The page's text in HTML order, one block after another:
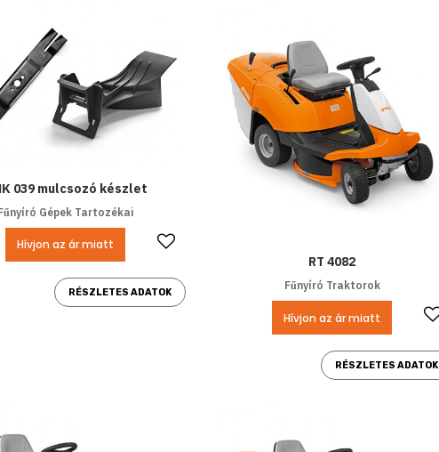
039 mulcsozó készlet
Gépek Tartozékai
Hívjon az ár miatt Kedvencekhez ad
RÉSZLETES ADATOK
RT 4082
Fűnyíró Traktorok
Hívjon az ár miatt
RÉSZLETES ADATOK